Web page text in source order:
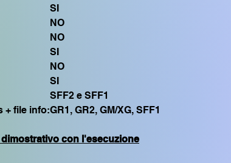
SI
NO
NO
SI
NO
SI
SFF2 e SFF1
+ file info:GR1, GR2, GM/XG, SFF1
con l'esecuzione